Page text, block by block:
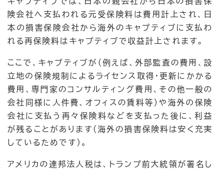
険会社へ支払われる元受保険料は費用計上され、日
本の損害保険会社から海外のキャプティブに支払わ
れる再保険料はキャプティブで収益計上されます。
ここで、キャプティブが（例えば、外部監査の費用、設
立地の保険規制によるライセンス取得・更新にかかる
費用、専門家のコンサルティング費用、その他一般の
会社同様に人件費、オフィスの賃料等）や海外の保険
会社に支払う再々保険料などを支払った後に、利益
が残ることがあります（海外の損害保険料は安く充実
しているためです）。
アメリカの連邦法人税は、トランプ前大統領が署名し